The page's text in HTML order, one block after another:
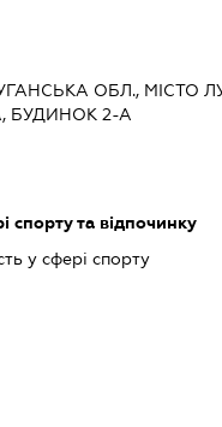
ОБЛ., МІСТО
БУДИНОК 2-А
спорту та відпочинку
у сфері спорту